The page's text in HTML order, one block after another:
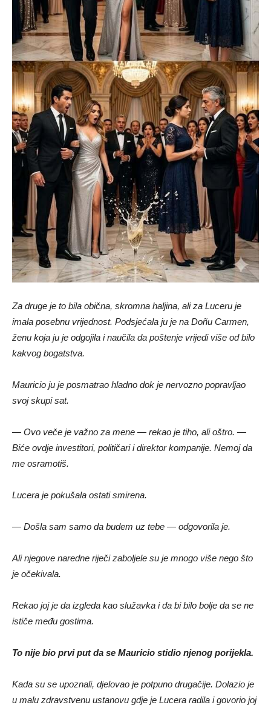
Za druge je to bila obična, skromna haljina, ali za Luceru je
imala posebnu vrijednost. Podsjećala ju je na Doñu Carmen,
ženu koja ju je odgojila i naučila da poštenje vrijedi više od bilo
kakvog bogatstva.
Mauricio ju je posmatrao hladno dok je nervozno popravljao
svoj skupi sat.
— Ovo veče je važno za mene — rekao je tiho, ali oštro. —
Biće ovdje investitori, političari i direktor kompanije. Nemoj da
me osramotiš.
Lucera je pokušala ostati smirena.
— Došla sam samo da budem uz tebe — odgovorila je.
Ali njegove naredne riječi zaboljele su je mnogo više nego što
je očekivala.
Rekao joj je da izgleda kao služavka i da bi bilo bolje da se ne
ističe među gostima.
To nije bio prvi put da se Mauricio stidio njenog porijekla.
Kada su se upoznali, djelovao je potpuno drugačije. Dolazio je
u malu zdravstvenu ustanovu gdje je Lucera radila i govorio joj